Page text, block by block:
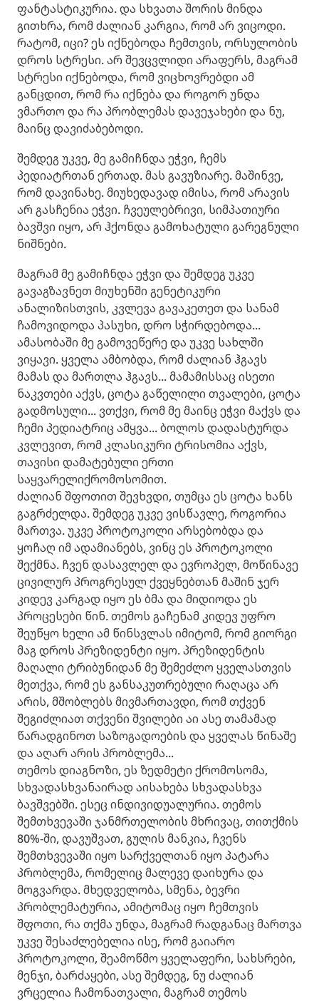
ფანტასტიკურია. და სხვათა შორის მინდა
გითხრა, რომ ძალიან კარგია, რომ არ ვიცოდი.
რატომ, იცი? ეს იქნებოდა ჩემთვის, ორსულობის
დროს სტრესი. არ შევცვლიდი არაფერს, მაგრამ
სტრესი იქნებოდა, რომ ვიცხოვრებდი ამ
განცდით, რომ რა იქნება და როგორ უნდა
ვმართო და რა პრობლემას დავეჯახები და ნუ,
მაინც დავიძაბებოდი.
შემდეგ უკვე, მე გამიჩნდა ეჭვი, ჩემს
პედიატრთან ერთად. მას გავუზიარე. მაშინვე,
რომ დავინახე. მიუხედავად იმისა, რომ არავის
არ გასჩენია ეჭვი. ჩვეულებრივი, სიმპათიური
ბავშვი იყო, არ ჰქონდა გამოხატული გარეგნული
ნიშნები.
მაგრამ მე გამიჩნდა ეჭვი და შემდეგ უკვე
გავაგზავნეთ მიუხენში გენეტიკური
ანალიზისთვის, კვლევა გავაკეთეთ და სანამ
ჩამოვიდოდა პასუხი, დრო სჭირდებოდა...
ამასობაში მე გამოვეწერე და უკვე სახლში
ვიყავი. ყველა ამბობდა, რომ ძალიან ჰგავს
მამას და მართლა ჰგავს... მამამისსაც ისეთი
ნაკვთები აქვს, ცოტა გაწელილი თვალები, ცოტა
გადმოსული... ვთქვი, რომ მე მაინც ეჭვი მაქვს და
ჩემი პედიატრიც ამყვა... ბოლოს დადასტურდა
კვლევით, რომ კლასიკური ტრისომია აქვს,
თავისი დამატებული ერთი
საყვარელიქრომოსომით.
ძალიან შფოთით შევხვდი, თუმცა ეს ცოტა ხანს
გაგრძელდა. შემდეგ უკვე ვისწავლე, როგორია
მართვა. უკვე პროტოკოლი არსებობდა და
ყოჩაღ იმ ადამიანებს, ვინც ეს პროტოკოლი
შექმნა. ჩვენ დასავლელ და ევროპელ, მოწინავე
ცივილურ პროგრესულ ქვეყნებთან მაშინ ჯერ
კიდევ კარგად იყო ეს ბმა და მიდიოდა ეს
პროცესები წინ. თემოს გაჩენამ კიდევ უფრო
შეუწყო ხელი ამ წინსვლას იმიტომ, რომ გიორგი
მაგ დროს პრეზიდენტი იყო. პრეზიდენტის
მაღალი ტრიბუნიდან მე შემეძლო ყველასთვის
მეთქვა, რომ ეს განსაკუთრებული რაღაცა არ
არის, მშობლებს მივმართავდი, რომ თქვენ
შეგიძლიათ თქვენი შვილები აი ასე თამამად
წარადგინოთ საზოგადოების და ყველას წინაშე
და აღარ არის პრობლემა...
თემოს დიაგნოზი, ეს ზედმეტი ქრომოსომა,
სხვადასხვანაირად აისახება სხვადასხვა
ბავშვებში. ესეც ინდივიდუალურია. თემოს
შემთხვევაში ჯანმრთელობის მხრივაც, თითქმის
80%-ში, დავუშვათ, გულის მანკია, ჩვენს
შემთხვევაში იყო სარქველთან იყო პატარა
პრობლემა, რომელიც მალევე დაიხურა და
მოგვარდა. მხედველობა, სმენა, ბევრი
პრობლემატურია, ამიტომაც იყო ჩემთვის
შფოთი, რა თქმა უნდა, მაგრამ რადგანაც მართვა
უკვე შესაძლებელია ისე, რომ გაიარო
პროტოკოლი, შეამოწმო ყველაფერი, სახსრები,
მენჯი, ბარძაყები, ასე შემდეგ, ნუ ძალიან
ვრცელია ჩამონათვალი, მაგრამ თემოს